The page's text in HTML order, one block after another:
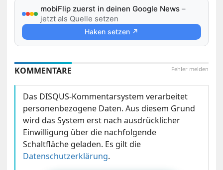
mobiFlip zuerst in deinen Google News –
jetzt als Quelle setzen
Haken setzen ↗
Fehler melden
KOMMENTARE
Das DISQUS-Kommentarsystem verarbeitet
personenbezogene Daten. Aus diesem Grund
wird das System erst nach ausdrücklicher
Einwilligung über die nachfolgende
Schaltfläche geladen. Es gilt die
Datenschutzerklärung.